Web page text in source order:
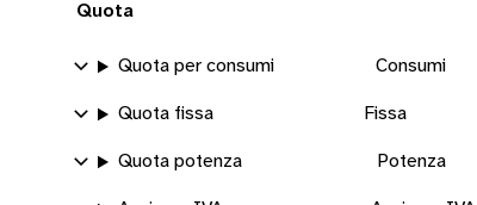
Quota
Quota per consumi Consumi
Quota fissa Fissa
Quota potenza Potenza